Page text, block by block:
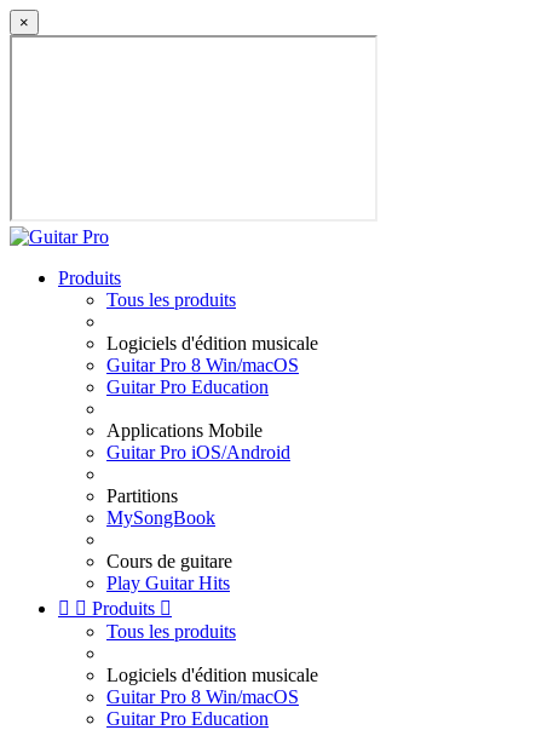
×
Produits
Tous les produits
Logiciels d'édition musicale
Guitar Pro 8 Win/macOS
Guitar Pro Education
Applications Mobile
Guitar Pro iOS/Android
Partitions
MySongBook
Cours de guitare
Play Guitar Hits
  Produits 
Tous les produits
Logiciels d'édition musicale
Guitar Pro 8 Win/macOS
Guitar Pro Education